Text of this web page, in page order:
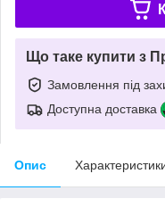
Що таке купити з
Замовлення під
Доступна доставка
Опис